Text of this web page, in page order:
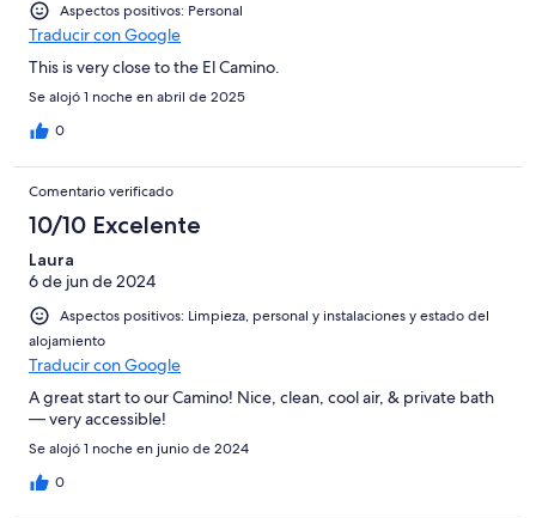
Aspectos positivos: Personal
Traducir con Google
This is very close to the El Camino.
Se alojó 1 noche en abril de 2025
0
Comentario verificado
10/10 Excelente
Laura
6 de jun de 2024
Aspectos positivos: Limpieza, personal y instalaciones y estado del
alojamiento
Traducir con Google
A great start to our Camino! Nice, clean, cool air, & private bath
— very accessible!
Se alojó 1 noche en junio de 2024
0